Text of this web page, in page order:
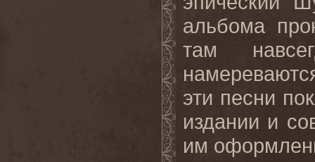
альбома
там
эти песни
издании и
им